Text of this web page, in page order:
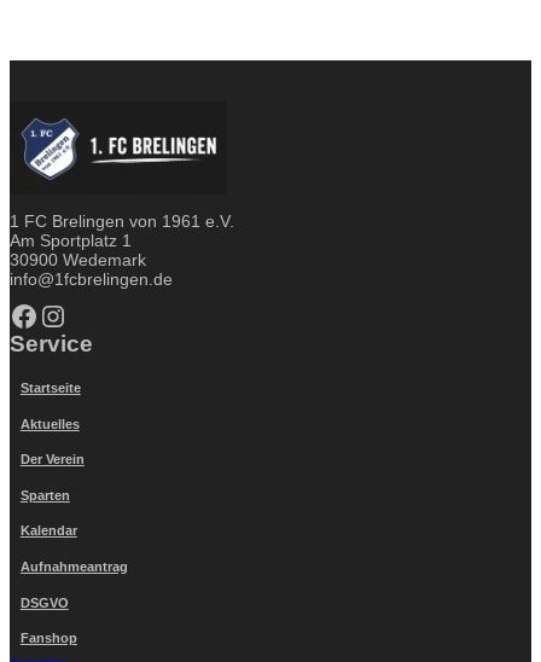
1 FC Brelingen von 1961 e.V.
Am Sportplatz 1
30900 Wedemark
info@1fcbrelingen.de
Facebook Instagram
Service
Startseite
Aktuelles
Der Verein
Sparten
Kalendar
Aufnahmeantrag
DSGVO
Fanshop